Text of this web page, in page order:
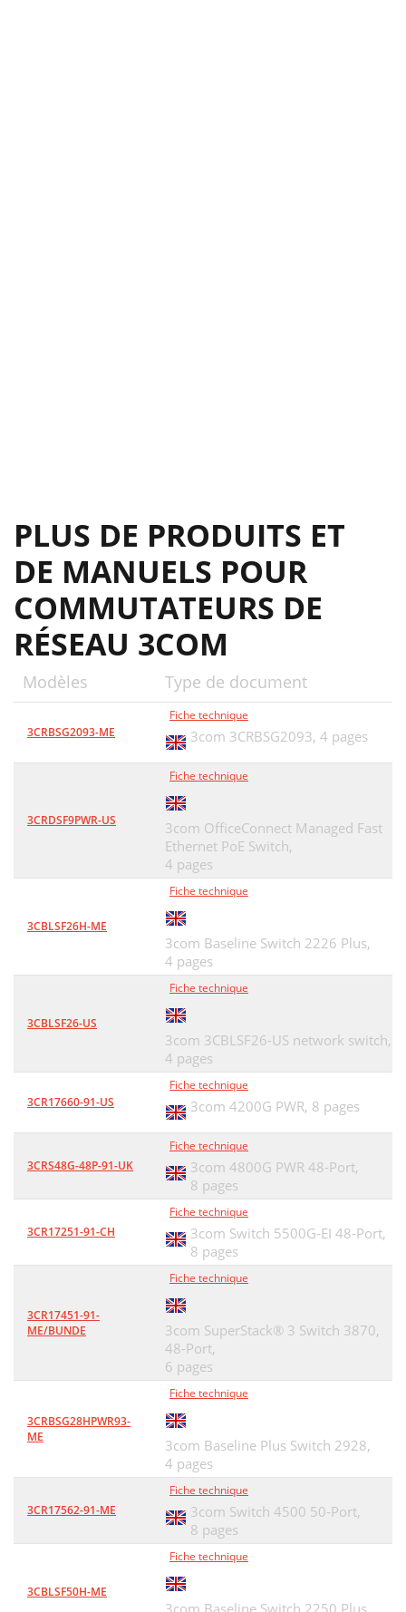
PLUS DE PRODUITS ET
DE MANUELS POUR
COMMUTATEURS DE
RÉSEAU 3COM
Modèles Type de document
3CRBSG2093-ME
Fiche technique
3com 3CRBSG2093, 4 pages
3CRDSF9PWR-US
Fiche technique
3com OfficeConnect Managed Fast
Ethernet PoE Switch,
4 pages
3CBLSF26H-ME
Fiche technique
3com Baseline Switch 2226 Plus,
4 pages
3CBLSF26-US
Fiche technique
3com 3CBLSF26-US network switch,
4 pages
3CR17660-91-US
Fiche technique
3com 4200G PWR, 8 pages
3CRS48G-48P-91-UK
Fiche technique
3com 4800G PWR 48-Port,
8 pages
3CR17251-91-CH
Fiche technique
3com Switch 5500G-EI 48-Port,
8 pages
3CR17451-91-
ME/BUNDE
Fiche technique
3com SuperStack® 3 Switch 3870,
48-Port,
6 pages
3CRBSG28HPWR93-
ME
Fiche technique
3com Baseline Plus Switch 2928,
4 pages
3CR17562-91-ME
Fiche technique
3com Switch 4500 50-Port,
8 pages
3CBLSF50H-ME
Fiche technique
3com Baseline Switch 2250 Plus,